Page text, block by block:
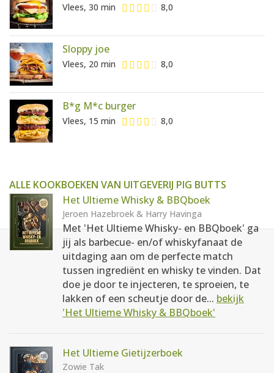
Vlees, 30 min 8,0
Sloppy joe
Vlees, 20 min 8,0
B*g M*c burger
Vlees, 15 min 8,0
ALLE KOOKBOEKEN VAN UITGEVERIJ PIG BUTTS
Het Ultieme Whisky & BBQboek
Jeroen Hazebroek & Harry Havinga
Met 'Het Ultieme Whisky- en BBQboek' ga
jij als barbecue- en/of whiskyfanaat de
uitdaging aan om de perfecte match
tussen ingrediënt en whisky te vinden. Dat
doe je door te injecteren, te sproeien, te
lakken of een scheutje door de... bekijk
'Het Ultieme Whisky & BBQboek'
Het Ultieme Gietijzerboek
Zowie Tak